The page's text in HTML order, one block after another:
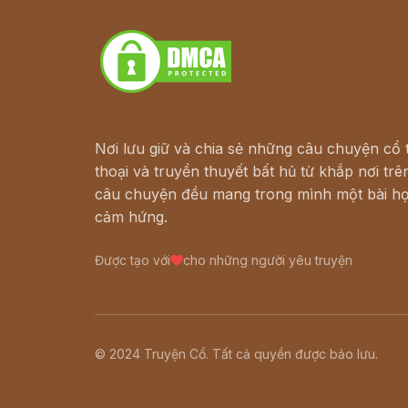
Nơi lưu giữ và chia sẻ những câu chuyện cổ
thoại và truyền thuyết bất hủ từ khắp nơi
câu chuyện đều mang trong mình một bài
cảm hứng.
Được tạo với cho những người yêu truyện
© 2024 Truyện Cổ. Tất cả quyền được bảo lưu.